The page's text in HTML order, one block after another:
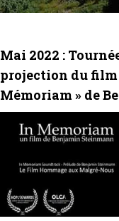
Mai 2022 :
projection du film
Mémoriam » de